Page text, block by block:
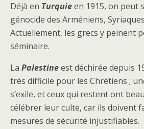
Déjà en Turquieen 1915, on peut
génocide des Arméniens,
Actuellement, les grecs y peinent
séminaire.
La Palestineest déchirée depuis
très difficile pour les Chrétiens ;
s’exile, et ceux qui restent ont
célébrer leur culte, car ils doivent
mesures de sécurité injustifiables.